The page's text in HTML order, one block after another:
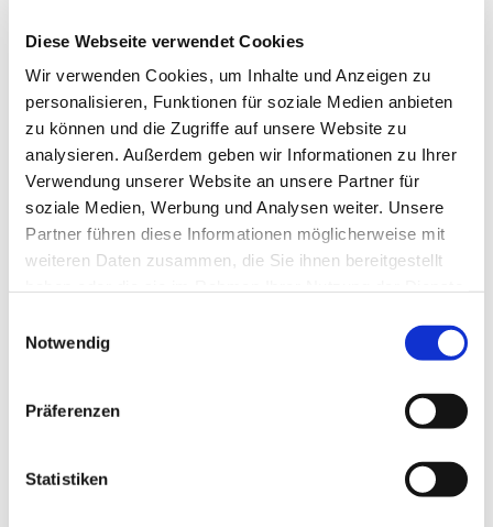
Diese Webseite verwendet Cookies
Wir verwenden Cookies, um Inhalte und Anzeigen zu
personalisieren, Funktionen für soziale Medien anbieten
zu können und die Zugriffe auf unsere Website zu
analysieren. Außerdem geben wir Informationen zu Ihrer
Verwendung unserer Website an unsere Partner für
soziale Medien, Werbung und Analysen weiter. Unsere
Partner führen diese Informationen möglicherweise mit
weiteren Daten zusammen, die Sie ihnen bereitgestellt
Notwendig
Präferenzen
Statistiken